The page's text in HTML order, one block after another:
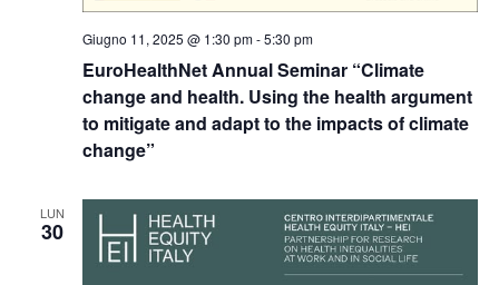
EuroHealthNet Annual Seminar “Climate
change and health. Using the health argument
to mitigate and adapt to the impacts of climate
change”
Giugno 11, 2025 @ 1:30 pm-5:30 pm
LUN
30